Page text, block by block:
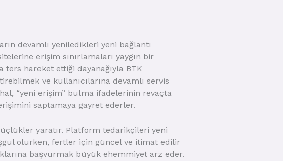
devamlı yeniledikleri yeni bağlantı
erişim sınırlamaları yaygın bir
hareket ettiği dayanağıyla BTK
ve kullanıcılarına devamlı servis
“yeni erişim” bulma ifadelerinin revaçta
saptamaya gayret ederler.
yaratır. Platform tedarikçileri yeni
olurken, fertler için güncel ve itimat edilir
başvurmak büyük ehemmiyet arz eder.